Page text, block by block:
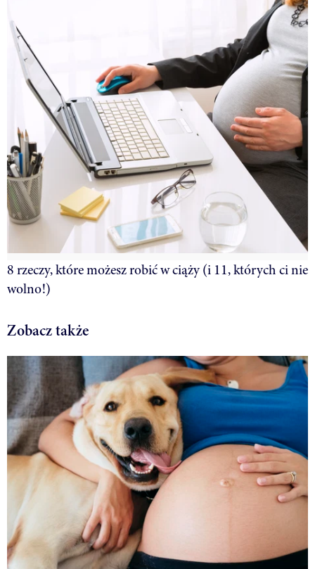
8 rzeczy, które możesz robić w ciąży (i 11, których ci nie
wolno!)
Zobacz także